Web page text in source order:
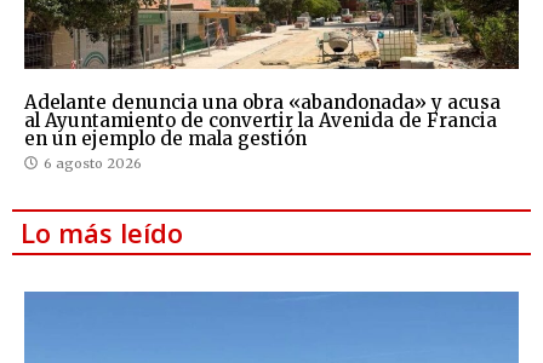
Adelante denuncia una obra «abandonada» y acusa
al Ayuntamiento de convertir la Avenida de Francia
en un ejemplo de mala gestión
6 agosto 2026
Lo más leído